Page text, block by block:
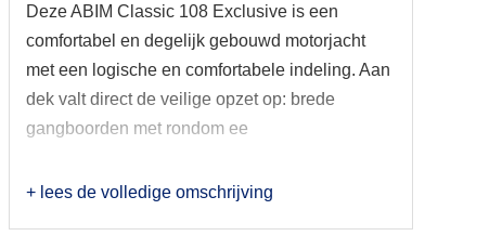
Deze ABIM Classic 108 Exclusive is een
comfortabel en degelijk gebouwd motorjacht
met een logische en comfortabele indeling. Aan
dek valt direct de veilige opzet op: brede
gangboorden met rondom ee
+ lees de volledige omschrijving